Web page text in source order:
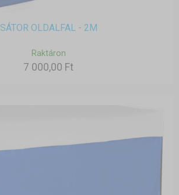
SÁTOR OLDALFAL - 2M
Raktáron
7 000,00 Ft